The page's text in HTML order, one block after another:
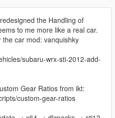
the Handling of
to me more like a real car.
car mod: vanquishky
subaru-wrx-sti-2012-add-
Gear Ratios from ikt:
custom-gear-ratios